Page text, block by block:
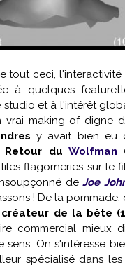
tout ceci, l'interactivité
à quelques
studio et à l'intérêt
vrai making of digne
y avait bien eu
Retour du Wolfman
flagorneries sur le
deJoe
! De la
créateur de la bête
commercial mieux
On s'intéresse
spécialisé dans